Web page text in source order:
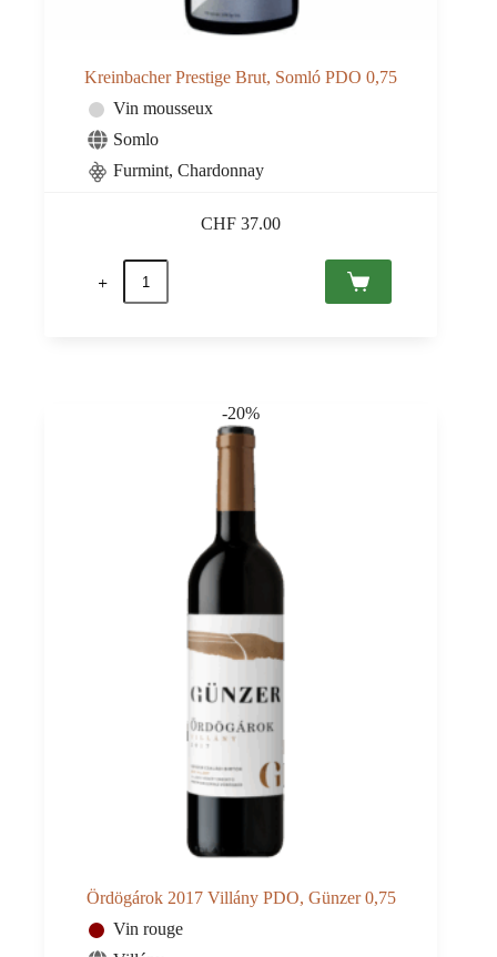
Kreinbacher Prestige Brut, Somló PDO 0,75
Vin mousseux
Somlo
Furmint, Chardonnay
CHF 37.00
quantité
Kreinbacher
-20%
Ördögárok 2017 Villány PDO, Günzer 0,75
Vin rouge